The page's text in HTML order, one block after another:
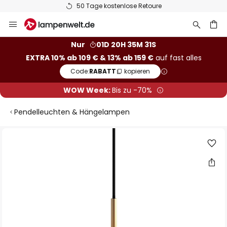
50 Tage kostenlose Retoure
Inhalt
Nur
01D 20H 35M 31S
EXTRA 10% ab 109 € & 13% ab 159 €auf fast alles
Code:RABATT kopieren
WOW Week:Bis zu -70%
Pendelleuchten & Hängelampen